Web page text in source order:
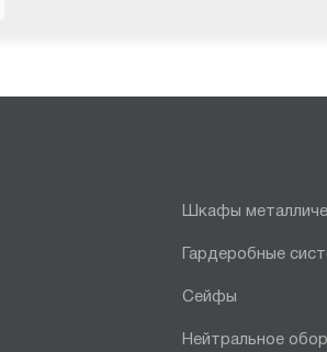
Шкафы
Гардеробные
Сейфы
Нейтральное